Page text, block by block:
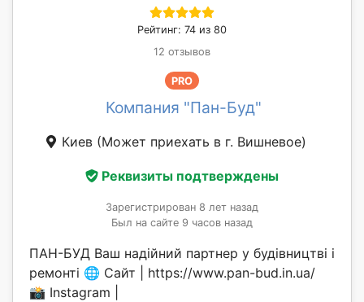
Рейтинг: 74 из 80
12 отзывов
PRO
Компания "Пан-Буд"
Киев (Может приехать в г. Вишневое)
Реквизиты подтверждены
Зарегистрирован 8 лет назад
Был на сайте 9 часов назад
ПАН-БУД Ваш надійний партнер у будівництві і
ремонті 🌐 Сайт | https://www.pan-bud.in.ua/
📸 Instagram |